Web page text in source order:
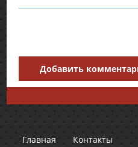
Добавить
Главная Контакты